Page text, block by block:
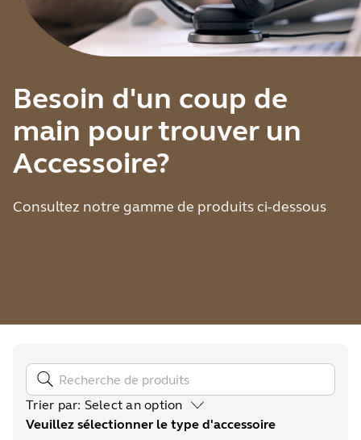
Besoin d'un coup de
main pour trouver un
Accessoire?
Consultez notre gamme de produits ci-dessous
Trier par: Select an option
Veuillez sélectionner le type d'accessoire